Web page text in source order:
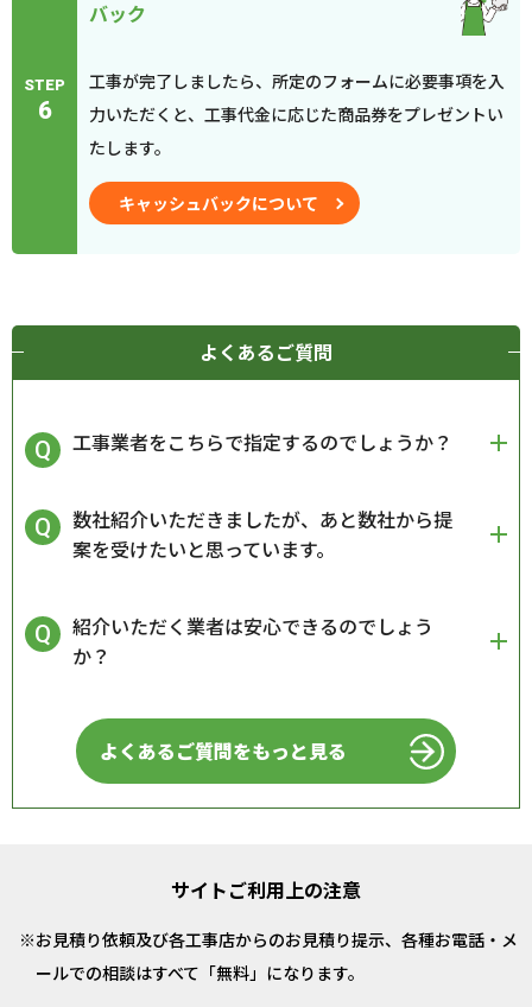
STEP
6
バック
工事が完了しましたら、所定のフォームに必要事項を入
力いただくと、工事代金に応じた商品券をプレゼントい
たします。
キャッシュバックについて
よくあるご質問
工事業者をこちらで指定するのでしょうか？
数社紹介いただきましたが、あと数社から提
案を受けたいと思っています。
紹介いただく業者は安心できるのでしょう
か？
よくあるご質問をもっと見る
サイトご利用上の注意
お見積り依頼及び各工事店からのお見積り提示、各種お電話・メ
ールでの相談はすべて「無料」になります。